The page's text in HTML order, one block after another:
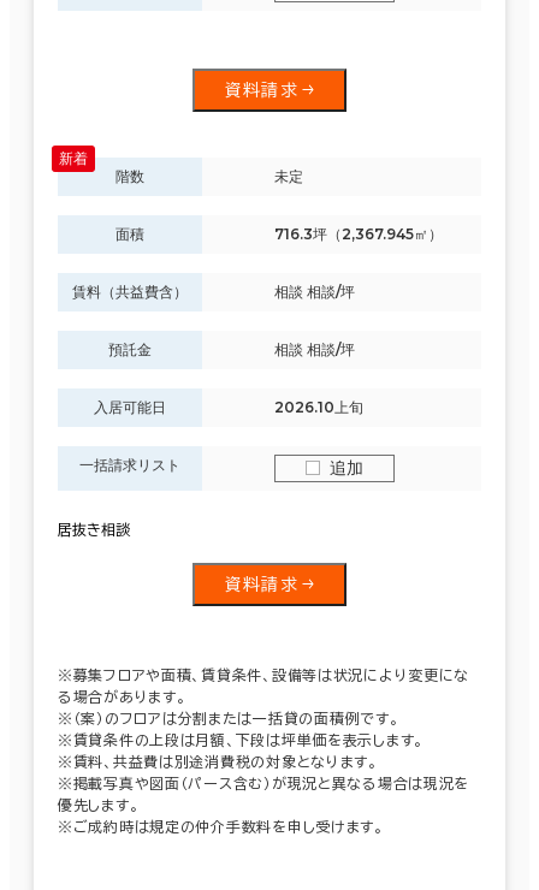
資料請求
階数 未定
面積 716.3坪（2,367.945㎡）
賃料（共益費含） 相談 相談/坪
預託金 相談 相談/坪
入居可能日 2026.10上旬
一括請求リスト 追加
居抜き相談
資料請求
※募集フロアや面積、賃貸条件、設備等は状況により変更にな
る場合があります。
※（案）のフロアは分割または一括貸の面積例です。
※賃貸条件の上段は月額、下段は坪単価を表示します。
※賃料、共益費は別途消費税の対象となります。
※掲載写真や図面（パース含む）が現況と異なる場合は現況を
優先します。
※ご成約時は規定の仲介手数料を申し受けます。